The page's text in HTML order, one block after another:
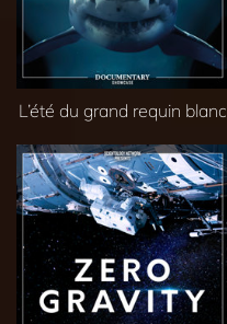
L’été du grand requin blanc